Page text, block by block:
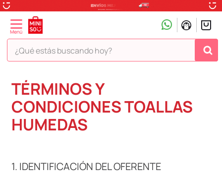
¿Qué estás buscando hoy?
TÉRMINOS Y
CONDICIONES TOALLAS
HUMEDAS
1. IDENTIFICACIÓN DEL OFERENTE
TÉRMINOS MÁS BUSCADOS
1.
peluche
2.
hello kitty
3
snoopy
5
termo